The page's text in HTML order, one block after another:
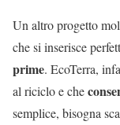
Un altro progetto
che si inserisce
prime. EcoTerra,
al riciclo e che
semplice, bisogna